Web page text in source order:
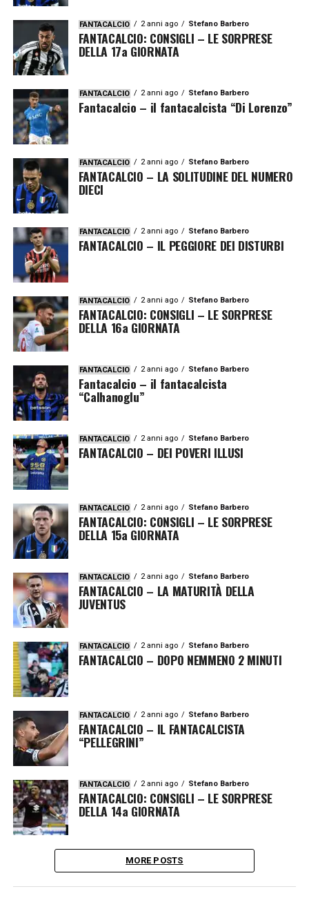
FANTACALCIO 2 anni ago Stefano Barbero
FANTACALCIO: CONSIGLI – LE SORPRESE
DELLA 17a GIORNATA
FANTACALCIO 2 anni ago Stefano Barbero
Fantacalcio – il fantacalcista “Di Lorenzo”
FANTACALCIO 2 anni ago Stefano Barbero
FANTACALCIO – LA SOLITUDINE DEL NUMERO
DIECI
FANTACALCIO 2 anni ago Stefano Barbero
FANTACALCIO – IL PEGGIORE DEI DISTURBI
FANTACALCIO 2 anni ago Stefano Barbero
FANTACALCIO: CONSIGLI – LE SORPRESE
DELLA 16a GIORNATA
FANTACALCIO 2 anni ago Stefano Barbero
Fantacalcio – il fantacalcista
“Calhanoglu”
FANTACALCIO 2 anni ago Stefano Barbero
FANTACALCIO – DEI POVERI ILLUSI
FANTACALCIO 2 anni ago Stefano Barbero
FANTACALCIO: CONSIGLI – LE SORPRESE
DELLA 15a GIORNATA
FANTACALCIO 2 anni ago Stefano Barbero
FANTACALCIO – LA MATURITÀ DELLA
JUVENTUS
FANTACALCIO 2 anni ago Stefano Barbero
FANTACALCIO – DOPO NEMMENO 2 MINUTI
FANTACALCIO 2 anni ago Stefano Barbero
FANTACALCIO – IL FANTACALCISTA
“PELLEGRINI”
FANTACALCIO 2 anni ago Stefano Barbero
FANTACALCIO: CONSIGLI – LE SORPRESE
DELLA 14a GIORNATA
MORE POSTS